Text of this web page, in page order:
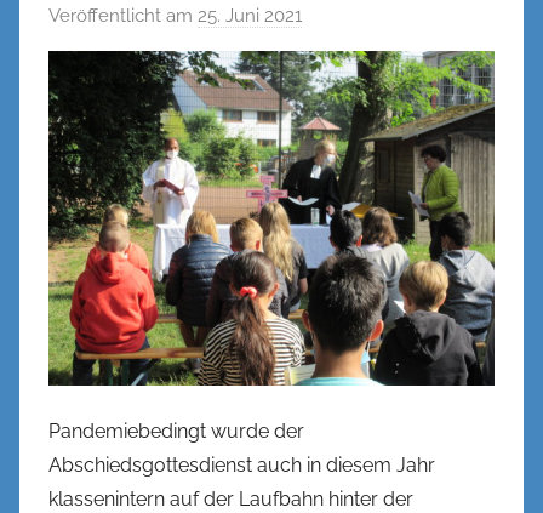
Veröffentlicht am 25. Juni 2021
o
n
n
e
n
k
l
Pandemiebedingt wurde der
Abschiedsgottesdienst auch in diesem Jahr
klassenintern auf der Laufbahn hinter der